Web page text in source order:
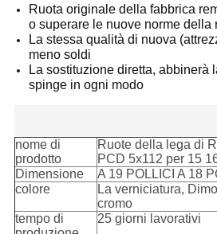
Ruota originale della fabbrica
o superare le nuove norme della
La stessa qualità di nuova
meno soldi
La sostituzione diretta, abbinerà
spinge in ogni modo
nome di
prodotto
Ruote della lega di
PCD 5x112 per 15
Dimensione
A 19 POLLICI A 18
colore
La verniciatura,
cromo
tempo di
25 giorni lavorativi